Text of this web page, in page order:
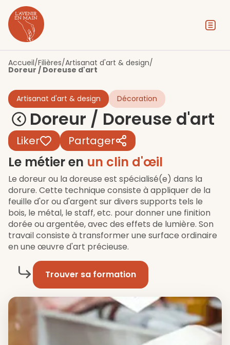
Contenu
Menu
Pied de page
Accueil/Filières/Artisanat d'art & design/
Doreur / Doreuse d'art
Artisanat d'art & design Décoration
Doreur / Doreuse d'art
Liker Partager
Le métier en un clin d'œil
Le doreur ou la doreuse est spécialisé(e) dans la
dorure. Cette technique consiste à appliquer de la
feuille d'or ou d'argent sur divers supports tels le
bois, le métal, le staff, etc. pour donner une finition
dorée ou argentée, avec des effets de lumière. Son
travail consiste à transformer une surface ordinaire
en une œuvre d'art précieuse.
Trouver sa formation